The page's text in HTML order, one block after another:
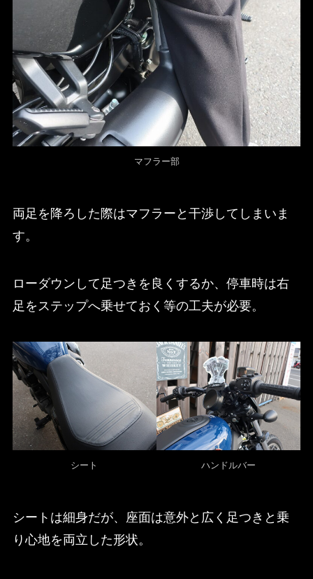
マフラー部
両足を降ろした際はマフラーと干渉してしまいま
す。
ローダウンして足つきを良くするか、停車時は右
足をステップへ乗せておく等の工夫が必要。
シート ハンドルバー
シートは細身だが、座面は意外と広く足つきと乗
り心地を両立した形状。